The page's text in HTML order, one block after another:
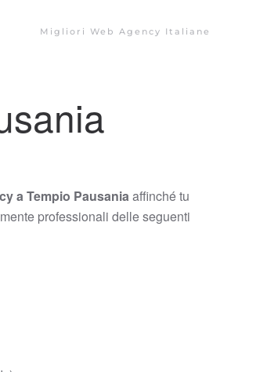
Migliori Web Agency Italiane
a Tempio Pausaniaaffinché tu
professionali delle seguenti